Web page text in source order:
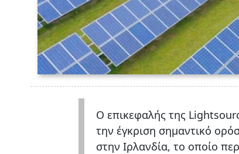
Ο επικεφαλής της
την έγκριση σημαντικό
στην Ιρλανδία, το οποίο